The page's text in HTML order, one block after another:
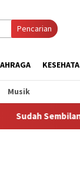
Pencarian
Musik
Hari Harga